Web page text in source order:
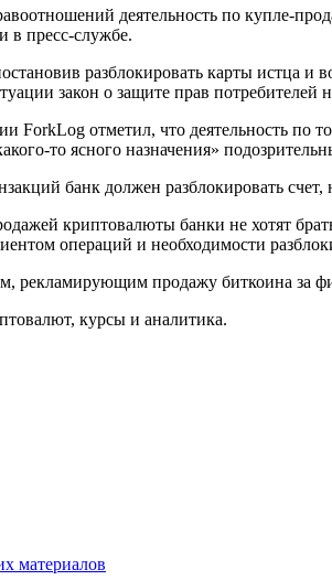
деятельность по купле-
в пресс-службе.
разблокировать карты истца
закон о защите прав потребителей
отметил, что деятельность по
то ясного назначения»
банк должен разблокировать
криптовалюты банки не хотят
операций и необходимости
рекламирующим продажу биткоина за
курсы и аналитика.
материалов